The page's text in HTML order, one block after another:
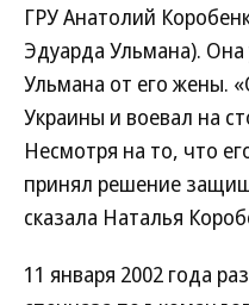
ГРУ Анатолий
Эдуарда Ульмана).
Ульмана от его жены.
Украины и воевал на
Несмотря на то, что
принял решение
сказала Наталья
11 января 2002 года